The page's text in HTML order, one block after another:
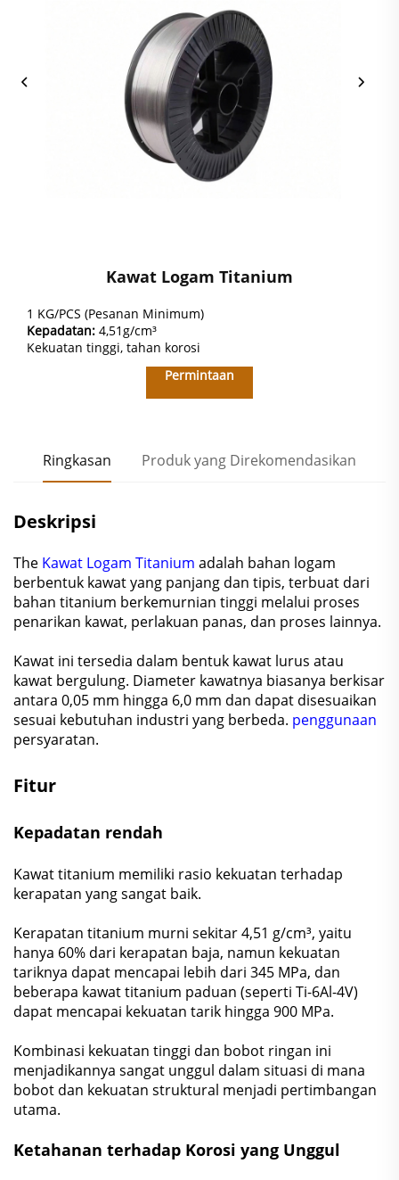
Kawat Logam Titanium
1 KG/PCS (Pesanan Minimum)
Kepadatan: 4,51g/cm³
Kekuatan tinggi, tahan korosi
Permintaan
Ringkasan Produk yang Direkomendasikan
Deskripsi
The Kawat Logam Titanium adalah bahan logam
berbentuk kawat yang panjang dan tipis, terbuat dari
bahan titanium berkemurnian tinggi melalui proses
penarikan kawat, perlakuan panas, dan proses lainnya.
Kawat ini tersedia dalam bentuk kawat lurus atau
kawat bergulung. Diameter kawatnya biasanya berkisar
antara 0,05 mm hingga 6,0 mm dan dapat disesuaikan
sesuai kebutuhan industri yang berbeda. penggunaan
persyaratan.
Fitur
Kepadatan rendah
Kawat titanium memiliki rasio kekuatan terhadap
kerapatan yang sangat baik.
Kerapatan titanium murni sekitar 4,51 g/cm³, yaitu
hanya 60% dari kerapatan baja, namun kekuatan
tariknya dapat mencapai lebih dari 345 MPa, dan
beberapa kawat titanium paduan (seperti Ti-6Al-4V)
dapat mencapai kekuatan tarik hingga 900 MPa.
Kombinasi kekuatan tinggi dan bobot ringan ini
menjadikannya sangat unggul dalam situasi di mana
bobot dan kekuatan struktural menjadi pertimbangan
utama.
Ketahanan terhadap Korosi yang Unggul